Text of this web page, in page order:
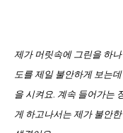
제가 머릿속에 그린을 하
도를 제일 불안하게 보는
을 시켜요. 계속 들어가는
게 하고나서는 제가 불안